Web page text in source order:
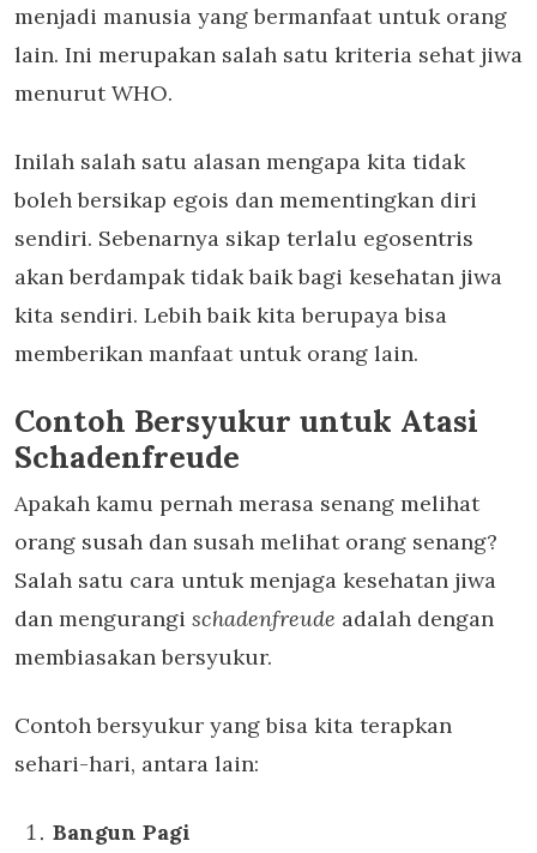
menjadi manusia yang bermanfaat untuk orang
lain. Ini merupakan salah satu kriteria sehat jiwa
menurut WHO.
Inilah salah satu alasan mengapa kita tidak
boleh bersikap egois dan mementingkan diri
sendiri. Sebenarnya sikap terlalu egosentris
akan berdampak tidak baik bagi kesehatan jiwa
kita sendiri. Lebih baik kita berupaya bisa
memberikan manfaat untuk orang lain.
Contoh Bersyukur untuk Atasi
Schadenfreude
Apakah kamu pernah merasa senang melihat
orang susah dan susah melihat orang senang?
Salah satu cara untuk menjaga kesehatan jiwa
dan mengurangi schadenfreude adalah dengan
membiasakan bersyukur.
Contoh bersyukur yang bisa kita terapkan
sehari-hari, antara lain:
Bangun Pagi